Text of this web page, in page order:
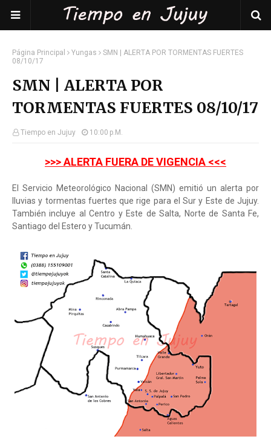
Página Principal Yungas
SMN | ALERTA POR TORMENTAS FUERTES
08/10/17
SMN | ALERTA POR
TORMENTAS FUERTES 08/10/17
Tiempo en Jujuy 10:00 P.m.
>>> ALERTA FUERA DE VIGENCIA <<<
El Servicio Meteorológico Nacional (SMN) emitió un alerta por
lluvias y tormentas fuertes que rige para el Sur y Este de Jujuy.
También incluye al Centro y Este de Salta, Norte de Santa Fe,
Santiago del Estero y Tucumán.